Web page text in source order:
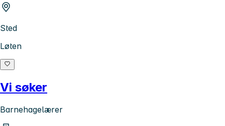
Sted
Løten
Vi søker
Barnehagelærer